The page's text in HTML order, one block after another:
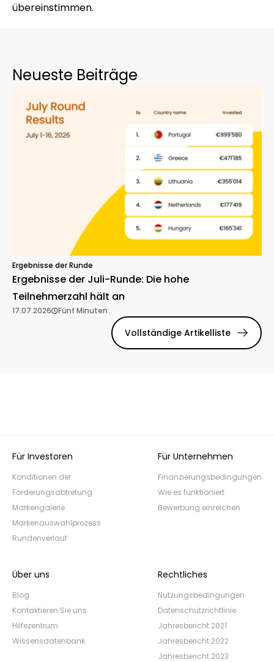
übereinstimmen.
Neueste Beiträge
Ergebnisse der Runde
Ergebnisse der Juli-Runde: Die hohe
Teilnehmerzahl hält an
17.07.2026 Fünf Minuten
Vollständige Artikelliste
Für Investoren
Konditionen der
Forderungsabtretung
Markengalerie
Markenauswahlprozess
Rundenverlauf
Für Unternehmen
Finanzierungsbedingungen
Wie es funktioniert
Bewerbung einreichen
Über uns
Blog
Kontaktieren Sie uns
Hilfezentrum
Wissensdatenbank
Rechtliches
Nutzungsbedingungen
Datenschutzrichtlinie
Jahresbericht 2021
Jahresbericht 2022
Jahresbericht 2023